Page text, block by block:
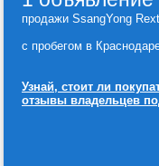
продажи SsangYong
с пробегом в
Узнай, стоит ли
отзывы владельцев